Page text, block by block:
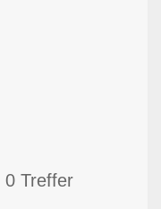
0 Treffer